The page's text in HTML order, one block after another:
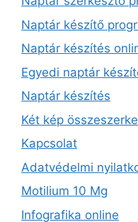
Naptár készítő
Naptár készítés
Egyedi naptár
Naptár készítés
Két kép
Kapcsolat
Adatvédelmi
Motilium 10 Mg
Infografika online